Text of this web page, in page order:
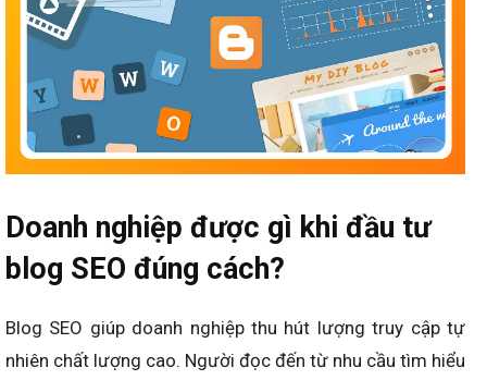
Doanh nghiệp được gì khi đầu tư
blog SEO đúng cách?
Blog SEO giúp doanh nghiệp thu hút lượng truy cập tự
nhiên chất lượng cao. Người đọc đến từ nhu cầu tìm hiểu